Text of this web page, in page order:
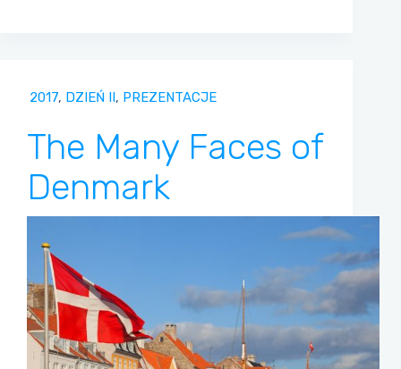
2017, DZIEŃ II, PREZENTACJE
The Many Faces of
Denmark